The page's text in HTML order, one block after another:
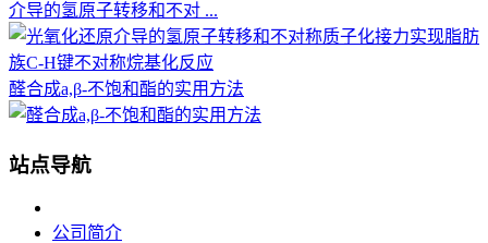
介导的氢原子转移和不对 ...
醛合成a,β-不饱和酯的实用方法
站点导航
公司简介